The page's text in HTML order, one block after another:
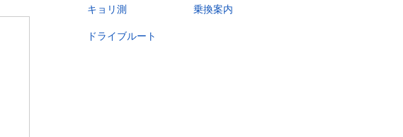
キョリ測
乗換案内
ドライブルート